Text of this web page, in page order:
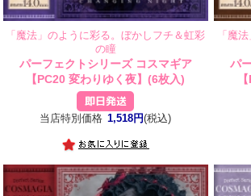
「魔法」のように彩る。ぼかしフチ＆虹彩
の瞳
パーフェクトシリーズ コスマギア
【PC20 変わりゆく夜】(6枚入)
当店特別価格 1,518円(税込)
「魔
パ